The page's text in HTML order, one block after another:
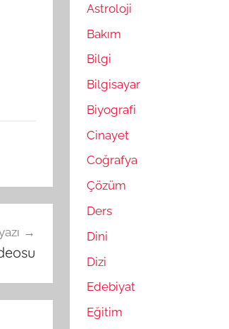
Astroloji
Bakım
Bilgi
Bilgisayar
Biyografi
Cinayet
Coğrafya
Çözüm
Ders
Dini
Dizi
Edebiyat
Eğitim